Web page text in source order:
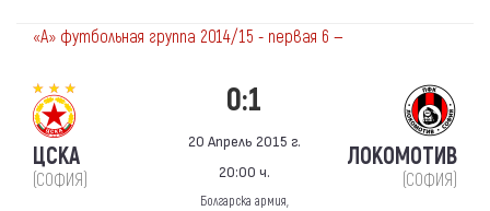
«А» футбольная группа 2014/15 - первая 6 —
ЦСКА
(СОФИЯ)
0:1
20 Апрель 2015 г.
20:00 ч.
Болгарска армия,
ЛОКОМОТИВ
(СОФИЯ)